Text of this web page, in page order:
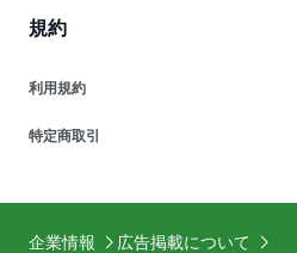
規約
利用規約
特定商取引
企業情報 広告掲載について